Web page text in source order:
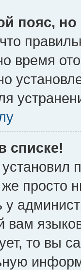
пояс,
время
списке!
просто
у
то вы